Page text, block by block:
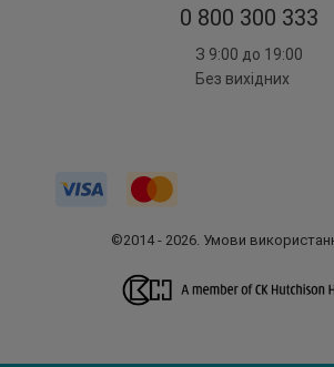
0 800 300 333
З 9:00 до 19:00
Без вихідних
©2014 - 2026. Умови